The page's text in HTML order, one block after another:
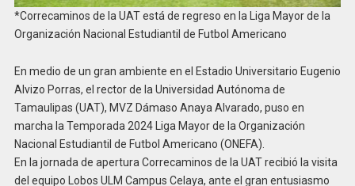
*Correcaminos de la UAT está de regreso en la Liga Mayor de la
Organización Nacional Estudiantil de Futbol Americano
En medio de un gran ambiente en el Estadio Universitario Eugenio
Alvizo Porras, el rector de la Universidad Autónoma de
Tamaulipas (UAT), MVZ Dámaso Anaya Alvarado, puso en
marcha la Temporada 2024 Liga Mayor de la Organización
Nacional Estudiantil de Futbol Americano (ONEFA).
En la jornada de apertura Correcaminos de la UAT recibió la visita
del equipo Lobos ULM Campus Celaya, ante el gran entusiasmo